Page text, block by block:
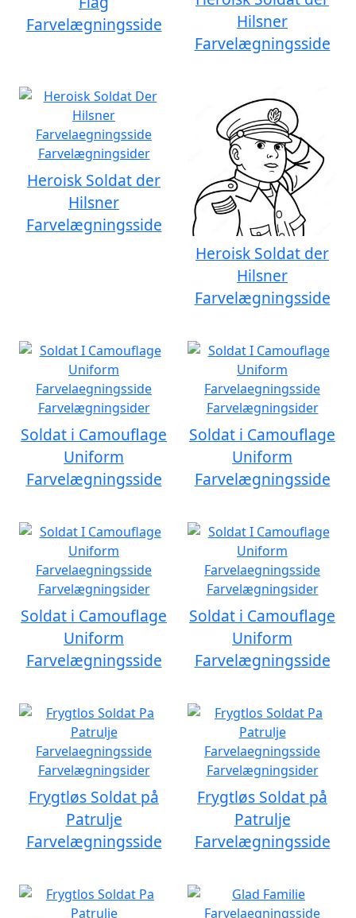
Farvelægningsside
Hilsner
Farvelægningsside
Heroisk Soldat der
Hilsner
Farvelægningsside
Heroisk Soldat der
Hilsner
Farvelægningsside
Soldat i Camouflage
Uniform
Farvelægningsside
Soldat i Camouflage
Uniform
Farvelægningsside
Soldat i Camouflage
Uniform
Farvelægningsside
Soldat i Camouflage
Uniform
Farvelægningsside
Frygtløs Soldat på
Patrulje
Farvelægningsside
Frygtløs Soldat på
Patrulje
Farvelægningsside